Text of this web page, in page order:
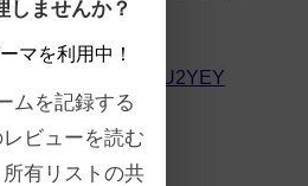
watch?v=WT4XvcU2YEY
しませんか？
マを利用中！
ムを記録する
ビューを読む
有リストの共